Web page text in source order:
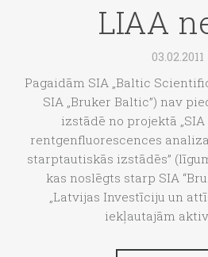
LIAA
03.02.2011
Pagaidām SIA „Baltic
SIA „Bruker Baltic”) nav
izstādē no projektā „SIA
rentgenfluorescences
starptautiskās izstādēs”
kas noslēgts starp SIA
„Latvijas Investīciju un
iekļautajām